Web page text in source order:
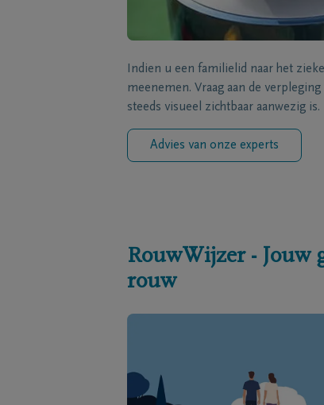
Indien u een familielid naar het
meenemen. Vraag aan de
steeds visueel zichtbaar aanwezig is.
Advies van onze experts
RouwWijzer - Jouw
rouw